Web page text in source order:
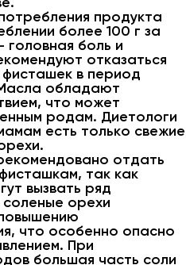
продукта
более 100 г за
головная боль и
отказаться
в период
обладают
что может
родам. Диетологи
есть только свежие
отдать
так как
вызвать ряд
орехи
что особенно опасно
При
большая часть соли